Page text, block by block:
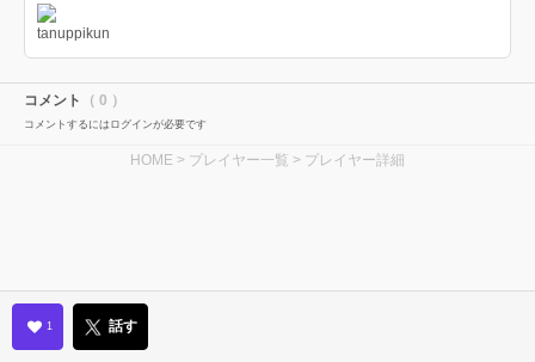
コメント （ 0 ）
コメントするにはログインが必要です
HOME > プレイヤー一覧 > プレイヤー詳細
1 話す